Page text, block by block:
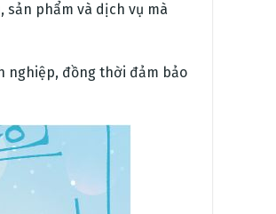
phẩm và dịch vụ mà
nghiệp, đồng thời đảm bảo